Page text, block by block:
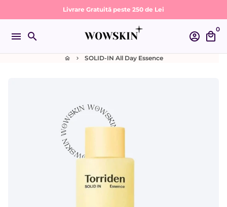
la
conținut
Livrare Gratuită peste 250 de Lei
menu search account_circle local_mall
0
home keyboard_arrow_right SOLID-IN All Day Essence